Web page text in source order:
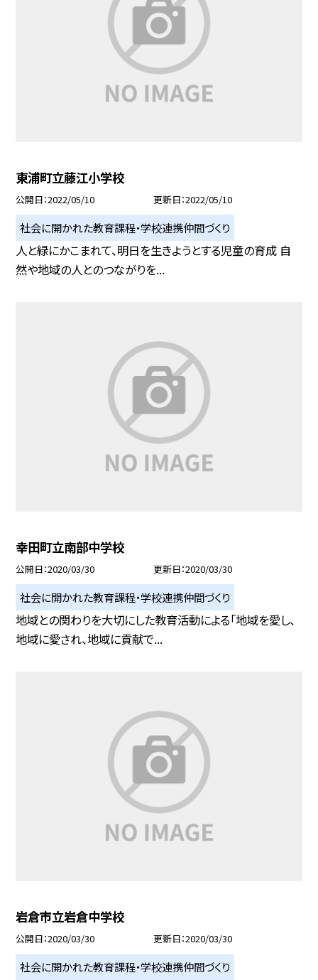
東浦町立藤江小学校
公開日 2022/05/10 更新日 2022/05/10
社会に開かれた教育課程・学校連携仲間づくり
人と緑にかこまれて、明日を生きようとする児童の育成 自
然や地域の人とのつながりを...
幸田町立南部中学校
公開日 2020/03/30 更新日 2020/03/30
社会に開かれた教育課程・学校連携仲間づくり
地域との関わりを大切にした教育活動による「地域を愛し、
地域に愛され、地域に貢献で...
岩倉市立岩倉中学校
公開日 2020/03/30 更新日 2020/03/30
社会に開かれた教育課程・学校連携仲間づくり